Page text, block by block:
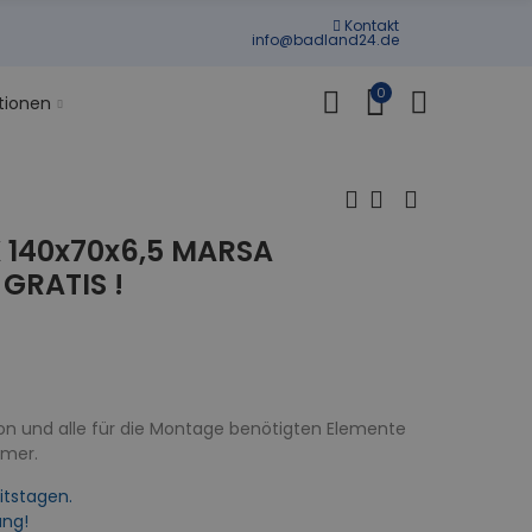
Kontakt
info@badland24.de
0
140x70x6,5 MARSA
!
und alle für die Montage benötigten Elemente